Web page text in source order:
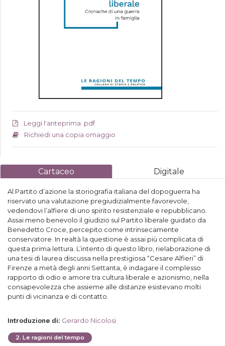
Leggi l'anteprima .pdf
Richiedi una copia omaggio
Cartaceo Digitale
Al Partito d’azione la storiografia italiana del dopoguerra ha
riservato una valutazione pregiudizialmente favorevole,
vedendovi l’alfiere di uno spirito resistenziale e repubblicano.
Assai meno benevolo il giudizio sul Partito liberale guidato da
Benedetto Croce, percepito come intrinsecamente
conservatore. In realtà la questione è assai più complicata di
questa prima lettura. L’intento di questo libro, rielaborazione di
una tesi di laurea discussa nella prestigiosa “Cesare Alfieri” di
Firenze a metà degli anni Settanta, è indagare il complesso
rapporto di odio e amore tra cultura liberale e azionismo, nella
consapevolezza che assieme alle distanze esistevano molti
punti di vicinanza e di contatto.
Introduzione di: Gerardo Nicolosi
2. Le ragioni del tempo